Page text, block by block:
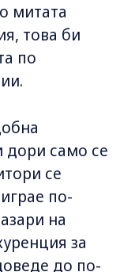
митата
това би
по
дори само се
се
по-
на
за
до по-